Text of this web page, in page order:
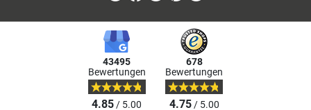
43495
Bewertungen
4.85/ 5.00
678
Bewertungen
4.75/ 5.00